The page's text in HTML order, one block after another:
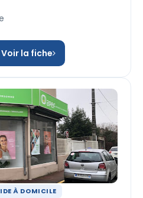
Voir la fiche
À DOMICILE